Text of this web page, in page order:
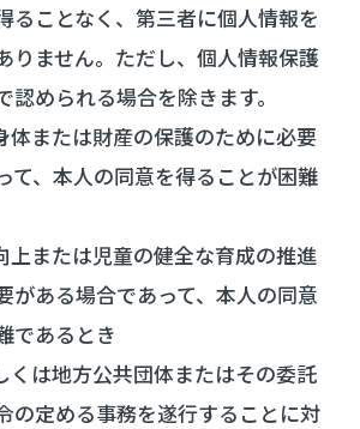
ることなく、第三者に個人情報を
りません。ただし、個人情報保護
認められる場合を除きます。
体または財産の保護のために必要
て、本人の同意を得ることが困難
上または児童の健全な育成の推進
がある場合であって、本人の同意
であるとき
くは地方公共団体またはその委託
の定める事務を遂行することに対